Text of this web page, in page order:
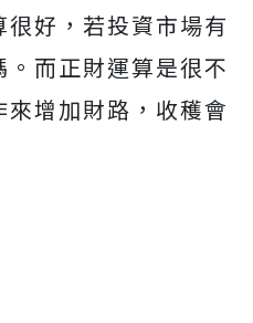
好，若投資市場有
而正財運算是很不
增加財路，收穫會